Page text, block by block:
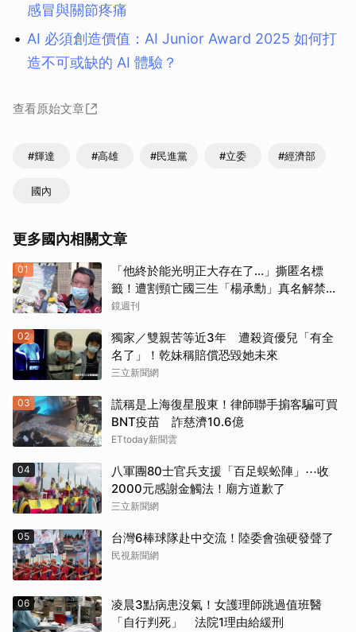
感冒與關節疼痛
AI 必須創造價值：AI Junior Award 2025 如何打
造不可或缺的 AI 體驗？
查看原始文章
#輝達 #高雄 #民進黨 #立委 #經濟部
國內
更多國內相關文章
01
「他終於能光明正大存在了...」撕匿名標
籤！遭割頸亡國三生「楊承勳」真名解禁
乾妹法庭抗辯引眾怒
鏡週刊
02
獨家／雙親苦等近3年 遭殺資優兒「有全
名了」！乾妹稱賠償恐毀她未來
三立新聞網
03
謊稱是上海復星股東！律師聯手掮客騙可買
BNT疫苗 詐慈濟10.6億
ETtoday新聞雲
04
八軍團80士官兵支援「百足蜈蚣陣」⋯收
2000元感謝金觸法！廟方道歉了
三立新聞網
05 台灣6棒球隊赴中交流！陸委會強硬發聲了
民視新聞網
06
凌晨3點病患沒氣！女護理師跳過值班醫
「自行判死」 法院1理由給緩刑